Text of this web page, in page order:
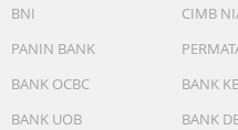
SENTER LED TERPASANG
BNI
CIMB
PANIN BANK
BANK OCBC
BANK
BANK UOB
BANK